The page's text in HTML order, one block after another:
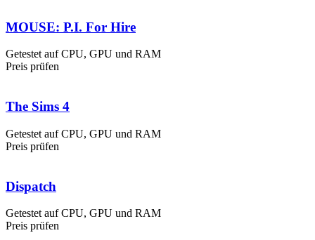
MOUSE: P.I. For Hire
Getestet auf CPU, GPU und RAM
Preis prüfen
The Sims 4
Getestet auf CPU, GPU und RAM
Preis prüfen
Dispatch
Getestet auf CPU, GPU und RAM
Preis prüfen